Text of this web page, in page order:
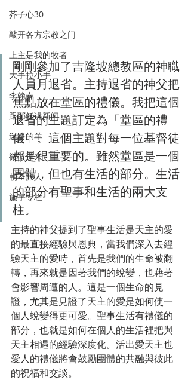
芥子心30
敲开各方宗教之门
上主是我的牧者
大手拉小手
李翰春
跟耶稣讲新闻
迷路的羊
微微道来
朝圣旅人
施宇专栏
剛剛參加了吉隆坡總教區的神職
人員月退省。主持退省的神父把
焦點放在堂區的禮儀。我把這個
退省的主題訂定為「堂區的禮
儀」。這個主題對每一位基督徒
都是很重要的。雖然堂區是一個
團體，但也有生活的部分。生活
的部分有聖事和生活的兩大支
柱。
主持的神父提到了聖事生活是天主的愛
的最直接經驗與恩典，當我們深入去經
驗天主的愛時，首先是我們的生命被翻
轉，再來就是因著我們的蛻變，也藉著
會影響周遭的人。這是一個生命的見
證，尤其是見證了天主的愛是如何使一
個人蛻變得更可愛。聖事生活有禮儀的
部分，也就是如何在個人的生活裡把與
天主相遇的經驗深度化。活出愛天主也
愛人的禮儀將會鼓勵團體的共融與彼此
的祝福和交談。